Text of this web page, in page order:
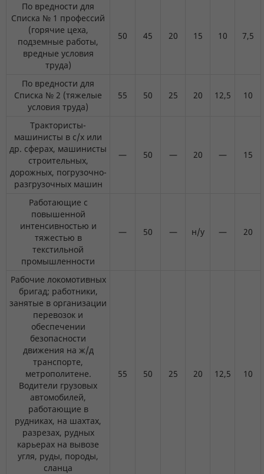
По вредности для
Списка № 1 профессий
(горячие цеха,
подземные работы,
вредные условия
труда)
50 45 20 15 10 7,5
По вредности для
Списка № 2 (тяжелые
условия труда)
55 50 25 20 12,5 10
Трактористы-
машинисты в с/х или
др. сферах, машинисты
строительных,
дорожных, погрузочно-
разгрузочных машин
— 50 — 20 — 15
Работающие с
повышенной
интенсивностью и
тяжестью в
текстильной
промышленности
— 50 — н/у — 20
Рабочие локомотивных
бригад; работники,
занятые в организации
перевозок и
обеспечении
безопасности
движения на ж/д
транспорте,
метрополитене.
Водители грузовых
автомобилей,
работающие в
рудниках, на шахтах,
разрезах, рудных
карьерах на вывозе
угля, руды, породы,
сланца
55 50 25 20 12,5 10